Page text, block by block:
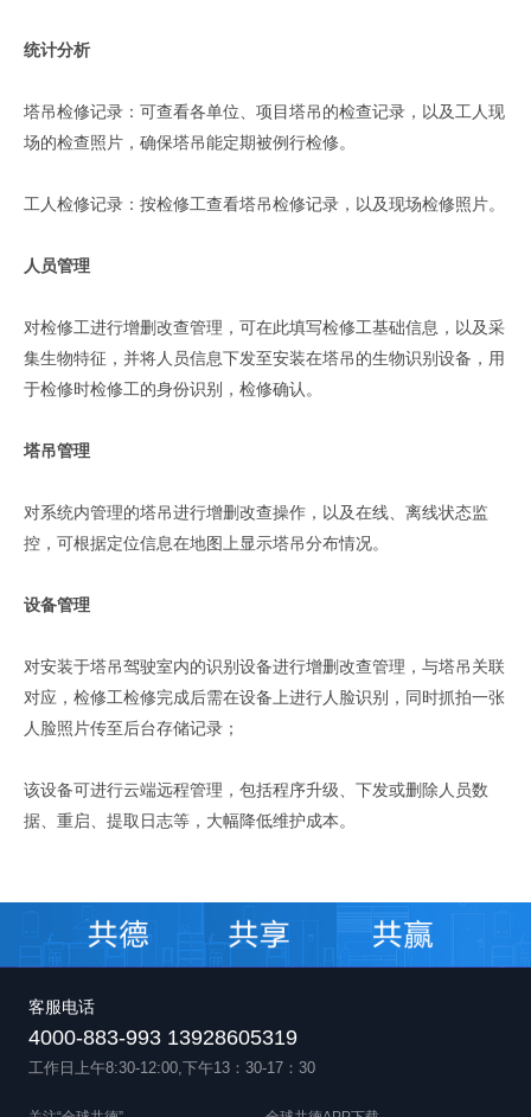
统计分析
塔吊检修记录：可查看各单位、项目塔吊的检查记录，以及工人现
场的检查照片，确保塔吊能定期被例行检修。
工人检修记录：按检修工查看塔吊检修记录，以及现场检修照片。
人员管理
对检修工进行增删改查管理，可在此填写检修工基础信息，以及采
集生物特征，并将人员信息下发至安装在塔吊的生物识别设备，用
于检修时检修工的身份识别，检修确认。
塔吊管理
对系统内管理的塔吊进行增删改查操作，以及在线、离线状态监
控，可根据定位信息在地图上显示塔吊分布情况。
设备管理
对安装于塔吊驾驶室内的识别设备进行增删改查管理，与塔吊关联
对应，检修工检修完成后需在设备上进行人脸识别，同时抓拍一张
人脸照片传至后台存储记录；
该设备可进行云端远程管理，包括程序升级、下发或删除人员数
据、重启、提取日志等，大幅降低维护成本。
客服电话
4000-883-993 13928605319
工作日上午8:30-12:00,下午13：30-17：30